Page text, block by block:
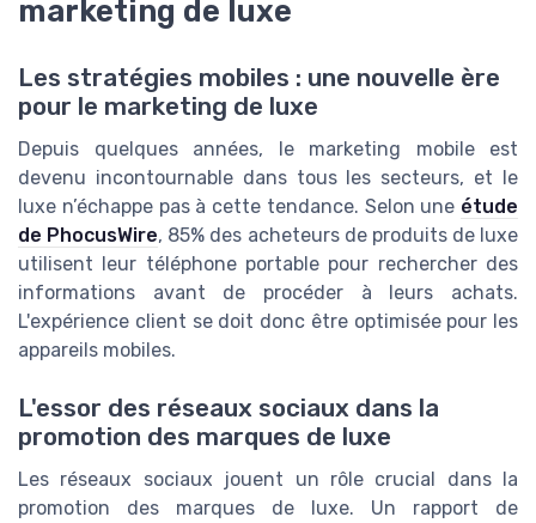
marketing de luxe
Les stratégies mobiles : une nouvelle ère
pour le marketing de luxe
Depuis quelques années, le marketing mobile est
devenu incontournable dans tous les secteurs, et le
luxe n’échappe pas à cette tendance. Selon une étude
de PhocusWire, 85% des acheteurs de produits de luxe
utilisent leur téléphone portable pour rechercher des
informations avant de procéder à leurs achats.
L'expérience client se doit donc être optimisée pour les
appareils mobiles.
L'essor des réseaux sociaux dans la
promotion des marques de luxe
Les réseaux sociaux jouent un rôle crucial dans la
promotion des marques de luxe. Un rapport de